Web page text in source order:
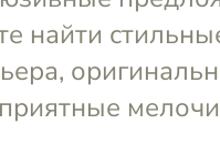
Кухонные
быстрой